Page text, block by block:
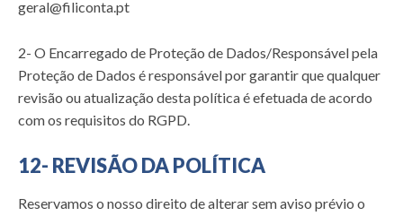
geral@filiconta.pt
2- O Encarregado de Proteção de Dados/Responsável pela
Proteção de Dados é responsável por garantir que qualquer
revisão ou atualização desta política é efetuada de acordo
com os requisitos do RGPD.
12- REVISÃO DA POLÍTICA
Reservamos o nosso direito de alterar sem aviso prévio o